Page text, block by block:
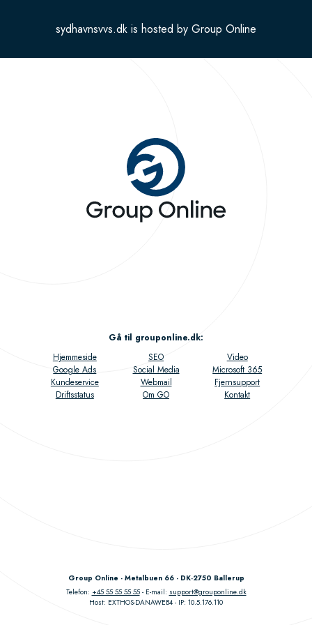
sydhavnsvvs.dk is hosted by Group Online
Gå til grouponline.dk:
Hjemmeside
SEO
Video
Google Ads
Social Media
Microsoft 365
Kundeservice
Webmail
Fjernsupport
Driftsstatus
Om GO Kontakt
Group Online - Metalbuen 66 - DK-2750 Ballerup
Telefon: +45 55 55 55 55 E-mail: support@grouponline.dk
Host: EXTHOS-DANAWEB4 IP: 10.5.176.110